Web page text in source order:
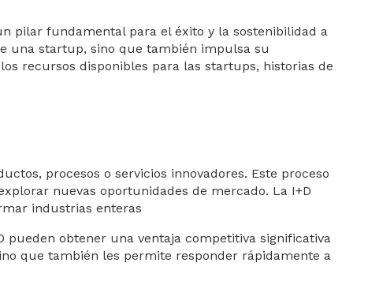
pilar fundamental para el éxito y la sostenibilidad a
una startup, sino que también impulsa su
recursos disponibles para las startups, historias de
procesos o servicios innovadores. Este proceso
nuevas oportunidades de mercado. La I+D
industrias enteras
pueden obtener una ventaja competitiva significativa
que también les permite responder rápidamente a